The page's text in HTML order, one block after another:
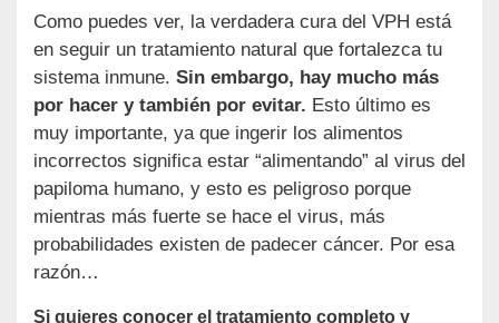
Como puedes ver, la verdadera cura del VPH está
en seguir un tratamiento natural que fortalezca tu
sistema inmune. Sin embargo, hay mucho más
por hacer y también por evitar. Esto último es
muy importante, ya que ingerir los alimentos
incorrectos significa estar “alimentando” al virus del
papiloma humano, y esto es peligroso porque
mientras más fuerte se hace el virus, más
probabilidades existen de padecer cáncer. Por esa
razón…
Si quieres conocer el tratamiento completo y